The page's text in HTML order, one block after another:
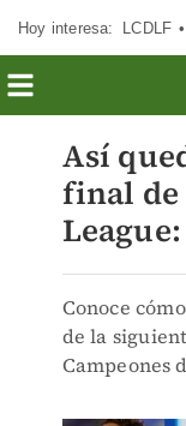
Hoy interesa: LCDLF
Así
final de
Conoce
de la
Campeones